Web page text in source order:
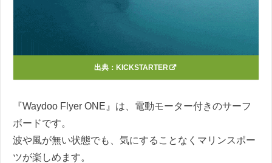
出典： KICKSTARTER
『Waydoo Flyer ONE』は、電動モーター付きのサーフ
ボードです。
波や風が無い状態でも、気にすることなくマリンスポー
ツが楽しめます。